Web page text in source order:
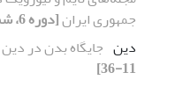
جمهوری ایران[دوره 6، شماره 19، 1389، صفحه 137-160]
دین جایگاه بدن در دین
11-36]